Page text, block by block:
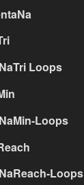
Loops
Loops
Loops